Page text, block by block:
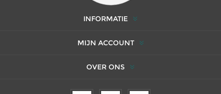
INFORMATIE
MIJN ACCOUNT
OVER ONS